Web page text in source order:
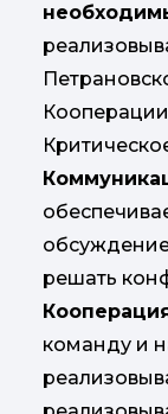
решать
команду и